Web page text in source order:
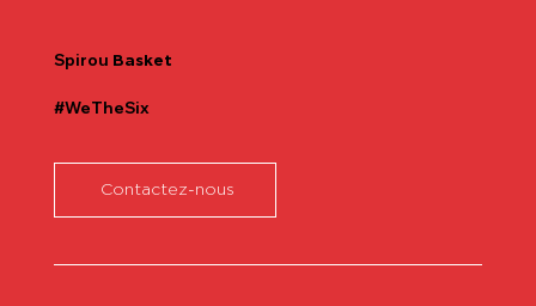
Spirou Basket
#WeTheSix
Contactez-nous